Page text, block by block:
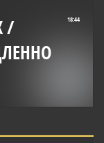
18:44
/